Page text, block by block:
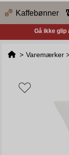
Kaffebønner
Gå ikke glip
> Varemærker